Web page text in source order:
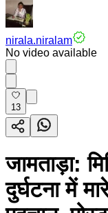
nirala.niralam
No video available
13
जामताड़ा:
दुर्घटना में